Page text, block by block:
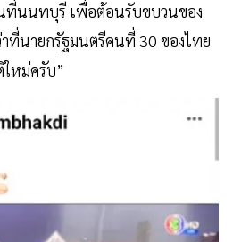
ที่นนทบุรี เพื่อต้อนรับขบวนของ
ที่นายกรัฐมนตรีคนที่ 30 ของไทย
หม่ครับ”